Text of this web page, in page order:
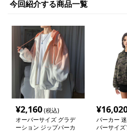
今回紹介する商品一覧
¥2,160(税込)
オーバーサイズ グラデ
ーション ジップパーカ
¥
パーカー
バーサイズ